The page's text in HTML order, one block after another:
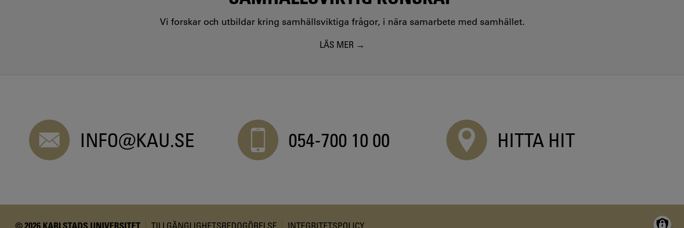
Vi forskar och utbildar kring samhällsviktiga frågor, i nära samarbete med samhället.
LÄS MER
INFO@KAU.SE 054-700 10 00 HITTA HIT
© 2026 KARLSTADS UNIVERSITET TILLGÄNGLIGHETSREDOGÖRELSE INTEGRITETSPOLICY